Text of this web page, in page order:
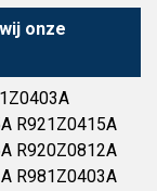
onze
R921Z0415A
R920Z0812A
R981Z0403A